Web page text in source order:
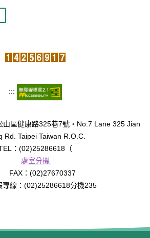
:::
山區健康路325巷7號‧No.7 Lane 325 Jian
Rd. Taipei Taiwan R.O.C.
：(02)25286618（
處室分機
FAX：(02)27670337
專線：(02)25286618分機235